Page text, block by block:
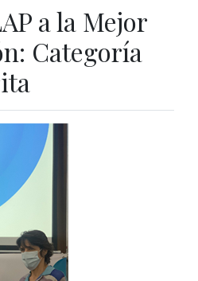
a la Mejor
Categoría